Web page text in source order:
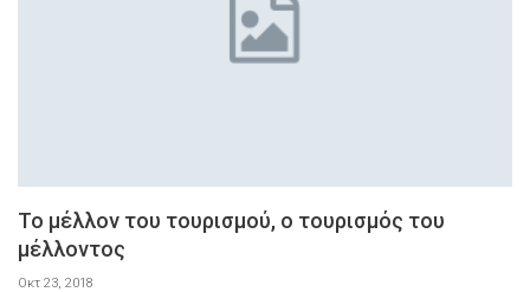
Το μέλλον του τουρισμού, ο τουρισμός του
μέλλοντος
Οκτ 23, 2018